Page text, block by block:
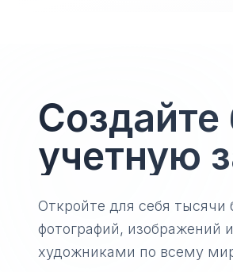
учетную
Откройте для себя тысячи
фотографий, изображений
художниками по всему